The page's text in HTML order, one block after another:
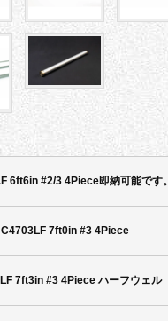
6ft6in #2/3 4Piece即納可能です。
C4703LF 7ft0in #3 4Piece
7ft3in #3 4Piece ハーフウェル